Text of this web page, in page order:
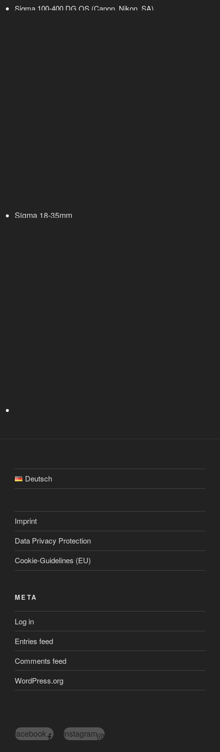
Sigma 100-400 DG OS (Canon, Nikon, SA)
Sigma 18-35mm
Deutsch
Imprint
Data Privacy Protection
Cookie-Guidelines (EU)
META
Log in
Entries feed
Comments feed
WordPress.org
facebook Instagram